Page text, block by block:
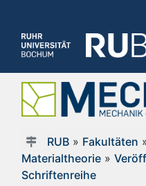
RUB» Fakultäten
Materialtheorie »
Schriftenreihe